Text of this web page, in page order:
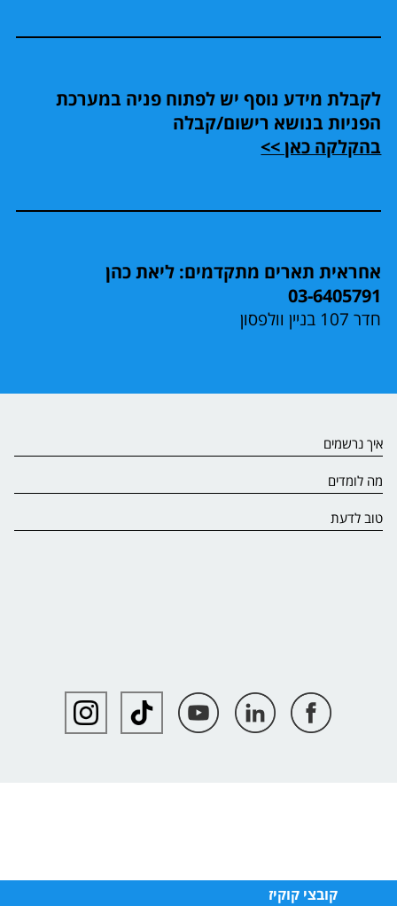
קובצי קוקיז
לקבלת מידע נוסף יש לפתוח פניה במערכת
הפניות בנושא רישום/קבלה
בהקלקה כאן >>
אחראית תארים מתקדמים: ליאת כהן
03-6405791
חדר 107 בניין וולפסון
איך נרשמים
מה לומדים
טוב לדעת